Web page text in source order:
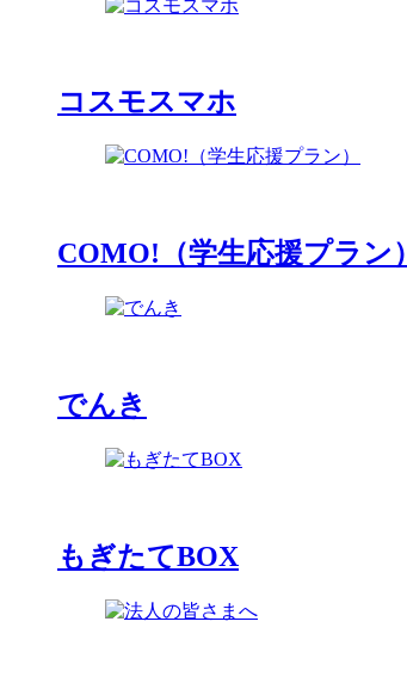
コスモスマホ
COMO!（学生応援プラン）
でんき
もぎたてBOX